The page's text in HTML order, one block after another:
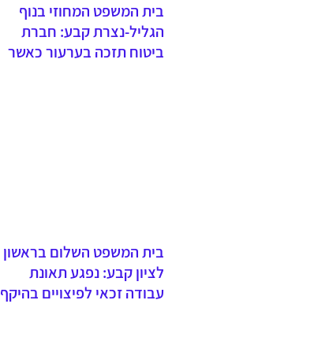
בית המשפט המחוזי בנוף
הגליל-נצרת קבע: חברת
ביטוח תזכה בערעור כאשר
בית המשפט השלום בראשון
לציון קבע: נפגע תאונת
עבודה זכאי לפיצויים בהיקף